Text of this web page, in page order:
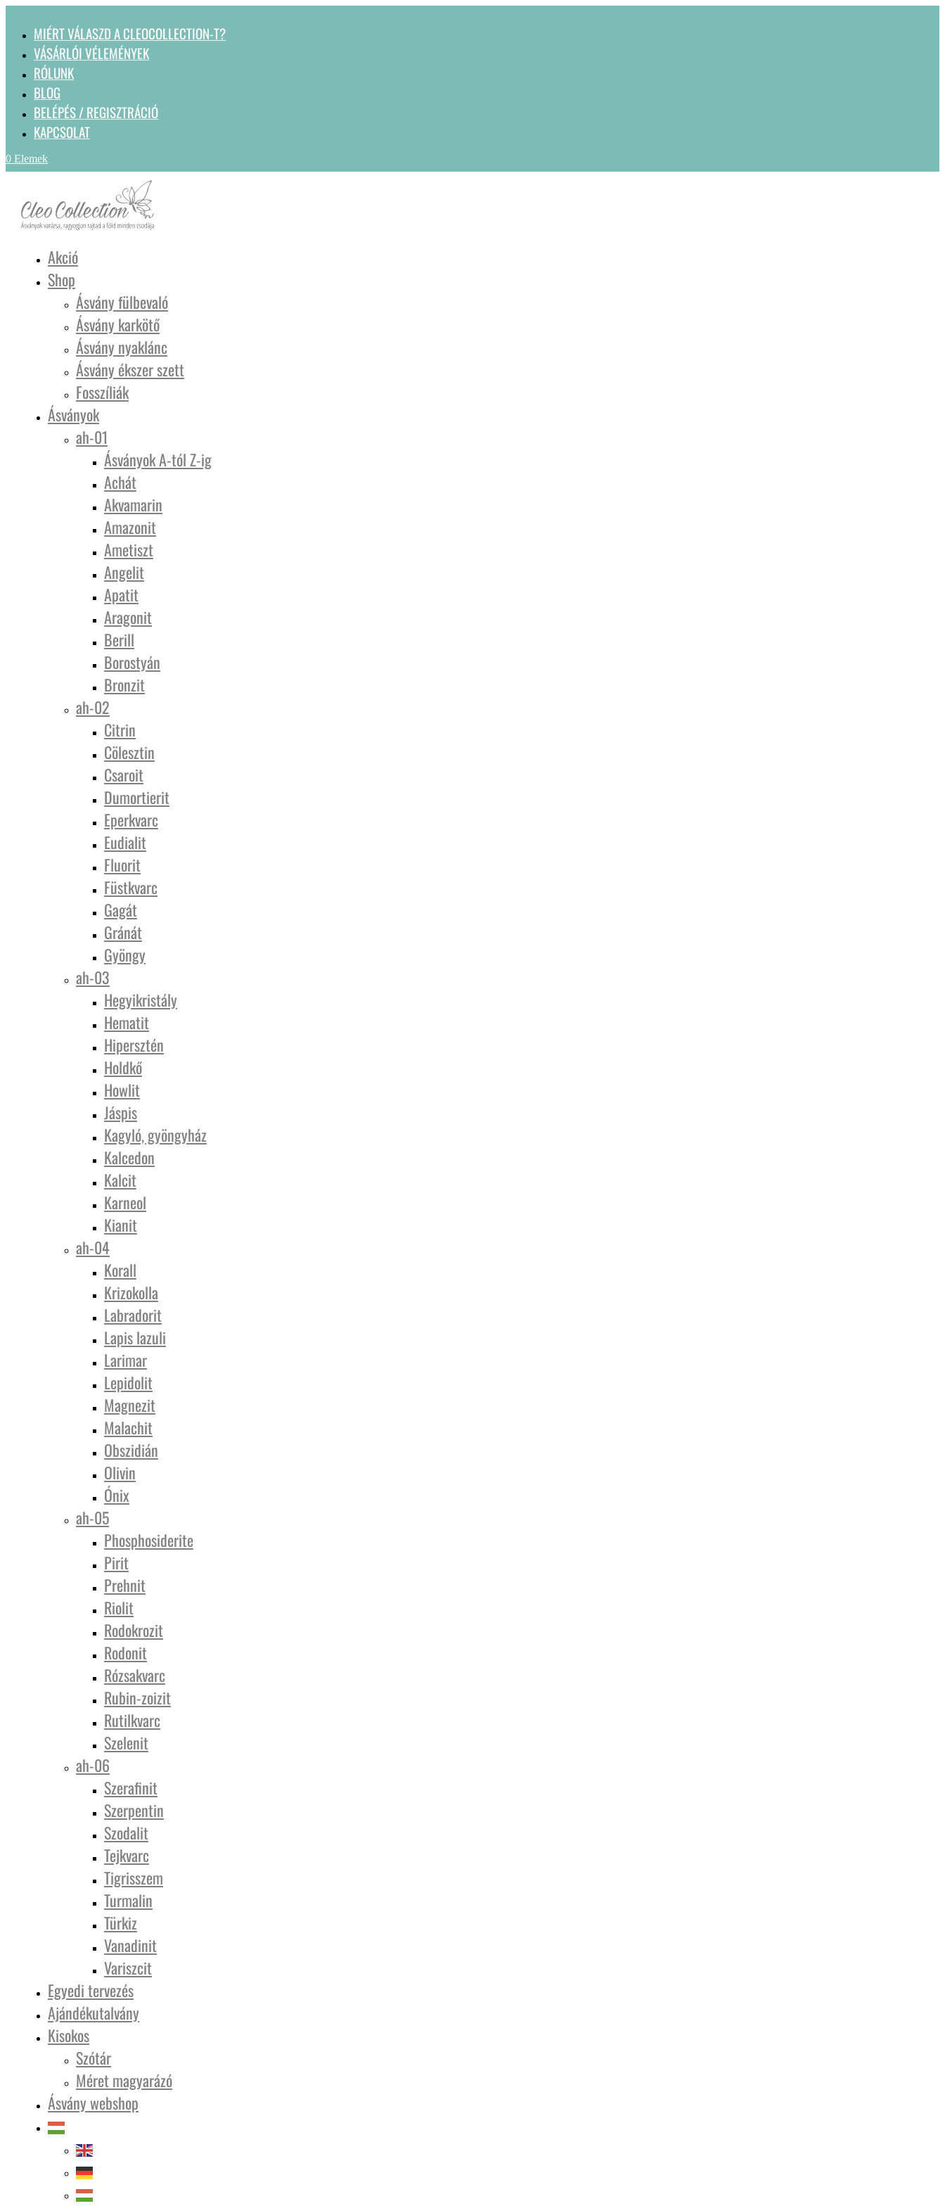
MIÉRT VÁLASZD A CLEOCOLLECTION-T?
VÁSÁRLÓI VÉLEMÉNYEK
RÓLUNK
BLOG
BELÉPÉS / REGISZTRÁCIÓ
KAPCSOLAT
0 Elemek
Akció
Shop
Ásvány fülbevaló
Ásvány karkötő
Ásvány nyaklánc
Ásvány ékszer szett
Fosszíliák
Ásványok
ah-01
Ásványok A-tól Z-ig
Achát
Akvamarin
Amazonit
Ametiszt
Angelit
Apatit
Aragonit
Berill
Borostyán
Bronzit
ah-02
Citrin
Cölesztin
Csaroit
Dumortierit
Eperkvarc
Eudialit
Fluorit
Füstkvarc
Gagát
Gránát
Gyöngy
ah-03
Hegyikristály
Hematit
Hipersztén
Holdkő
Howlit
Jáspis
Kagyló, gyöngyház
Kalcedon
Kalcit
Karneol
Kianit
ah-04
Korall
Krizokolla
Labradorit
Lapis lazuli
Larimar
Lepidolit
Magnezit
Malachit
Obszidián
Olivin
Ónix
ah-05
Phosphosiderite
Pirit
Prehnit
Riolit
Rodokrozit
Rodonit
Rózsakvarc
Rubin-zoizit
Rutilkvarc
Szelenit
ah-06
Szerafinit
Szerpentin
Szodalit
Tejkvarc
Tigrisszem
Turmalin
Türkiz
Vanadinit
Variszcit
Egyedi tervezés
Ajándékutalvány
Kisokos
Szótár
Méret magyarázó
Ásvány webshop